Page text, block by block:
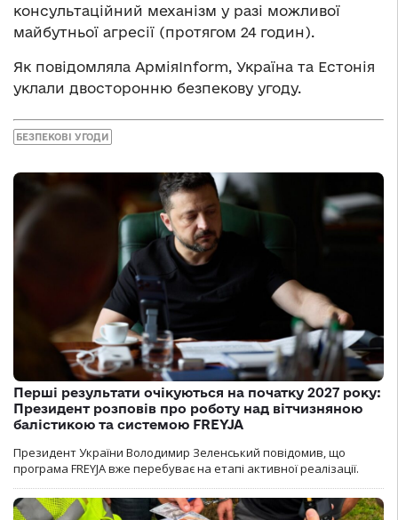
консультаційний механізм у разі можливої
майбутньої агресії (протягом 24 годин).
Як повідомляла АрміяInform, Україна та Естонія
уклали двосторонню безпекову угоду.
БЕЗПЕКОВІ УГОДИ
Перші результати очікуються на початку 2027 року:
Президент розповів про роботу над вітчизняною
балістикою та системою FREYJA
Президент України Володимир Зеленський повідомив, що
програма FREYJA вже перебуває на етапі активної реалізації.